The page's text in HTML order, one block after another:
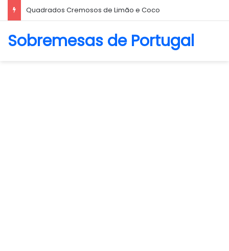
Quadrados Cremosos de Limão e Coco
Sobremesas de Portugal